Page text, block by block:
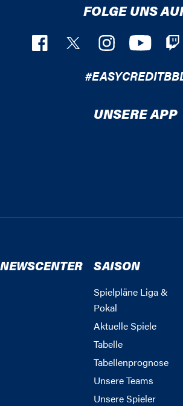
FOLGE UNS
UNSERE APP
NEWSCENTER SAISON
Spielpläne Liga &
Pokal
Aktuelle Spiele
Tabelle
Tabellenprognose
Unsere Teams
Unsere Spieler